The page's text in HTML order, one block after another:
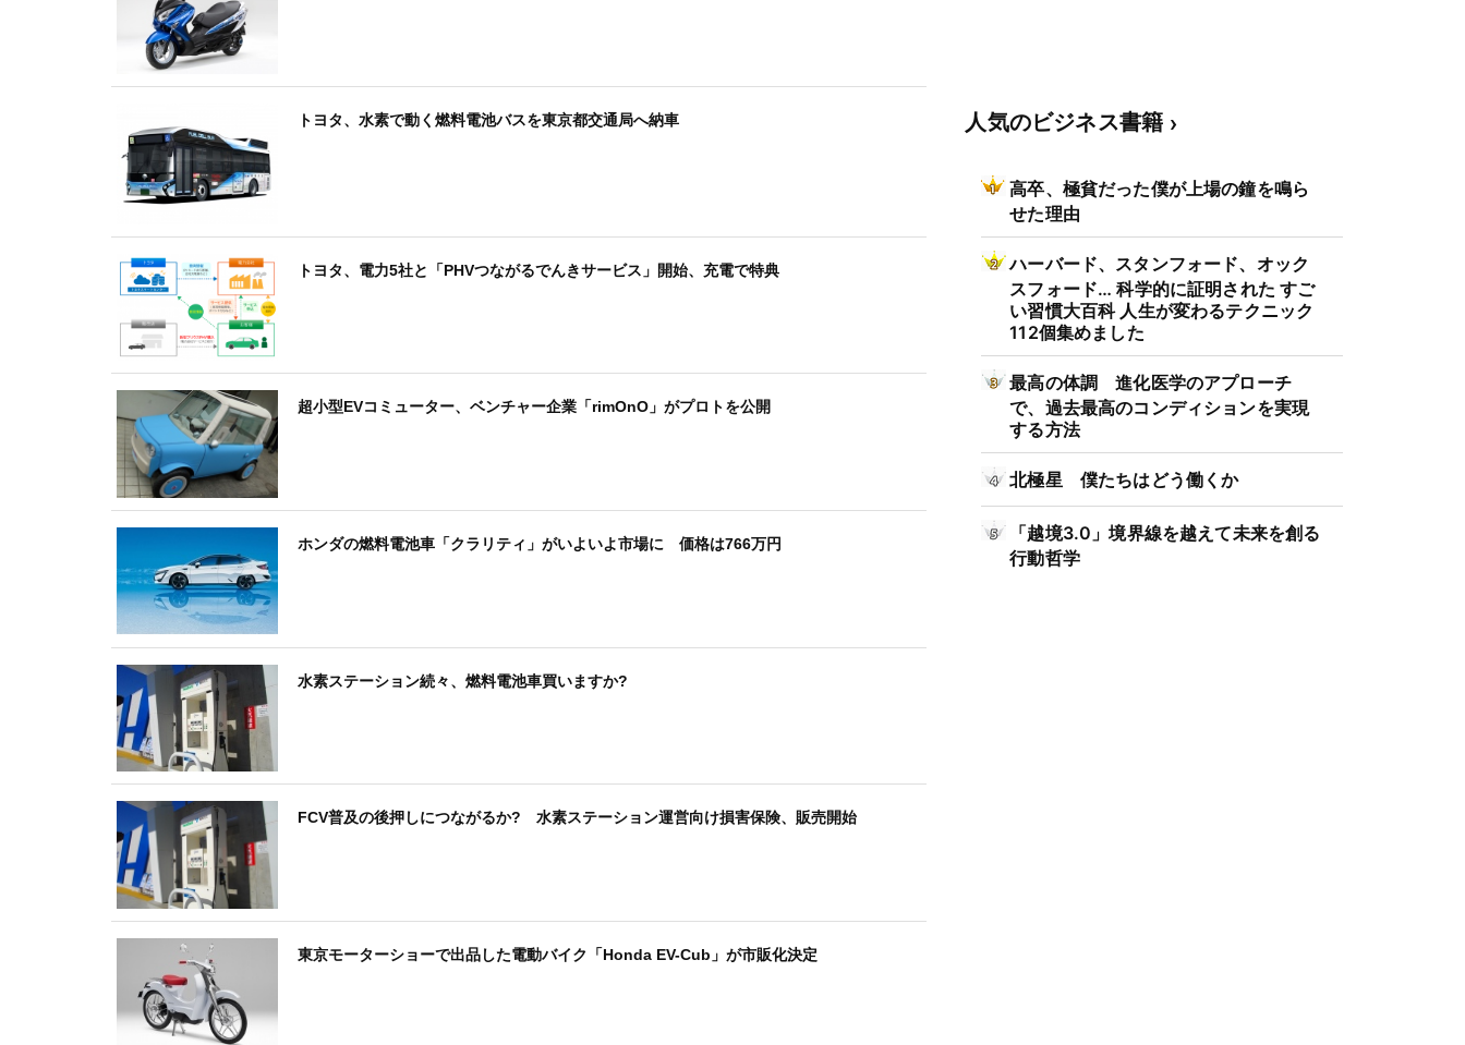
トヨタ、水素で動く燃料電池バスを東京都交通局へ納車
トヨタ、電力5社と「PHVつながるでんきサービス」開始、充電で特典
超小型EVコミューター、ベンチャー企業「rimOnO」がプロトを公開
ホンダの燃料電池車「クラリティ」がいよいよ市場に 価格は766万円
水素ステーション続々、燃料電池車買いますか?
FCV普及の後押しにつながるか? 水素ステーション運営向け損害保険、販売開始
東京モーターショーで出品した電動バイク「Honda EV-Cub」が市販化決定
人気のビジネス書籍
高卒、極貧だった僕が上場の鐘を鳴ら
せた理由
ハーバード、スタンフォード、オック
スフォード… 科学的に証明された すご
い習慣大百科 人生が変わるテクニック
112個集めました
最高の体調 進化医学のアプローチ
で、過去最高のコンディションを実現
する方法
北極星 僕たちはどう働くか
「越境3.0」境界線を越えて未来を創る
行動哲学